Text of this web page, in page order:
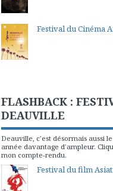
Festival du Cinéma
FLASHBACK :
DEAUVILLE
Deauville, c'est désormais aussi
année davantage d'ampleur.
mon compte-rendu.
Festival du film